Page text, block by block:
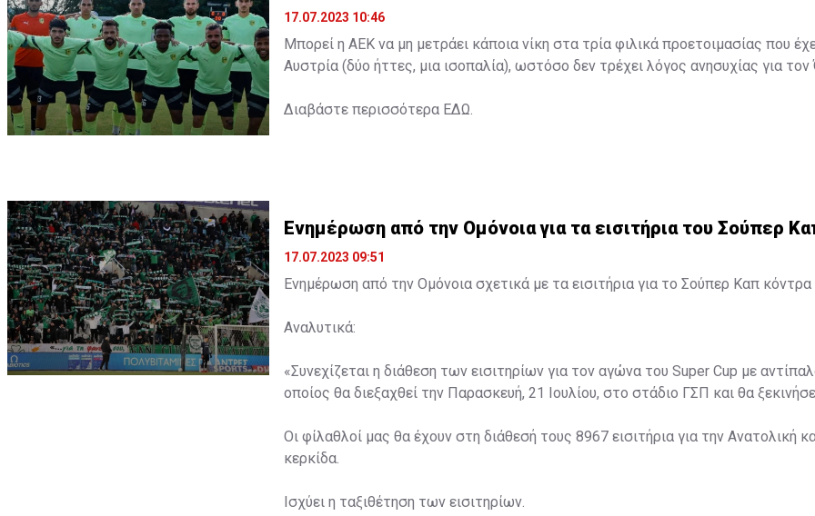
17.07.2023 10:46
Μπορεί η ΑΕΚ να μη μετράει κάποια νίκη στα τρία φιλικά προετοιμασίας που
Αυστρία (δύο ήττες, μια ισοπαλία), ωστόσο δεν τρέχει λόγος ανησυχίας για τον
Διαβάστε περισσότερα ΕΔΩ
Ενημέρωση από την Ομόνοια για τα εισιτήρια του Σούπερ
17.07.2023 09:51
Ενημέρωση από την Ομόνοια σχετικά με τα εισιτήρια για το Σούπερ Καπ κόντρα
Αναλυτικά:
«Συνεχίζεται η διάθεση των εισιτηρίων για τον αγώνα του Super Cup με
οποίος θα διεξαχθεί την Παρασκευή, 21 Ιουλίου, στο στάδιο ΓΣΠ και θα
Οι φίλαθλοί μας θα έχουν στη διάθεσή τους 8967 εισιτήρια για την Ανατολική
κερκίδα.
Ισχύει η ταξιθέτηση των εισιτηρίων.